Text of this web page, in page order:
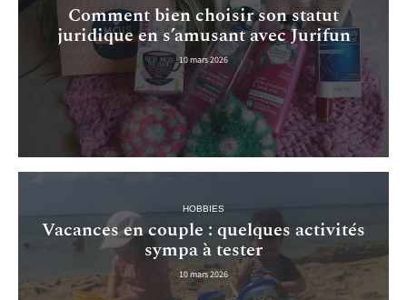
Comment bien choisir son statut
juridique en s’amusant avec Jurifun
10 mars 2026
HOBBIES
Vacances en couple : quelques activités
sympa à tester
10 mars 2026